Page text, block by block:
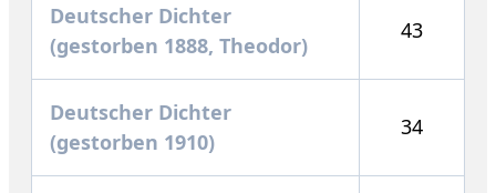
Deutscher Dichter
(gestorben 1888, Theodor)
43
Deutscher Dichter
(gestorben 1910)
34